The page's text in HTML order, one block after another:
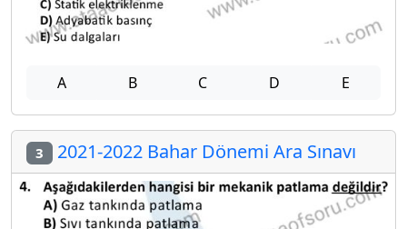
A B C D E
3 2021-2022 Bahar Dönemi Ara Sınavı